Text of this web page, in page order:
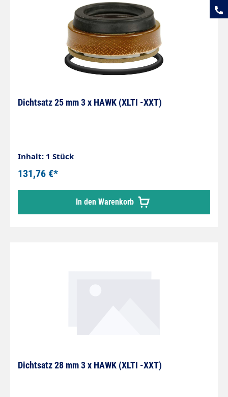
Dichtsatz 25 mm 3 x HAWK (XLTI -XXT)
Inhalt: 1 Stück
131,76 €*
In den Warenkorb
Dichtsatz 28 mm 3 x HAWK (XLTI -XXT)